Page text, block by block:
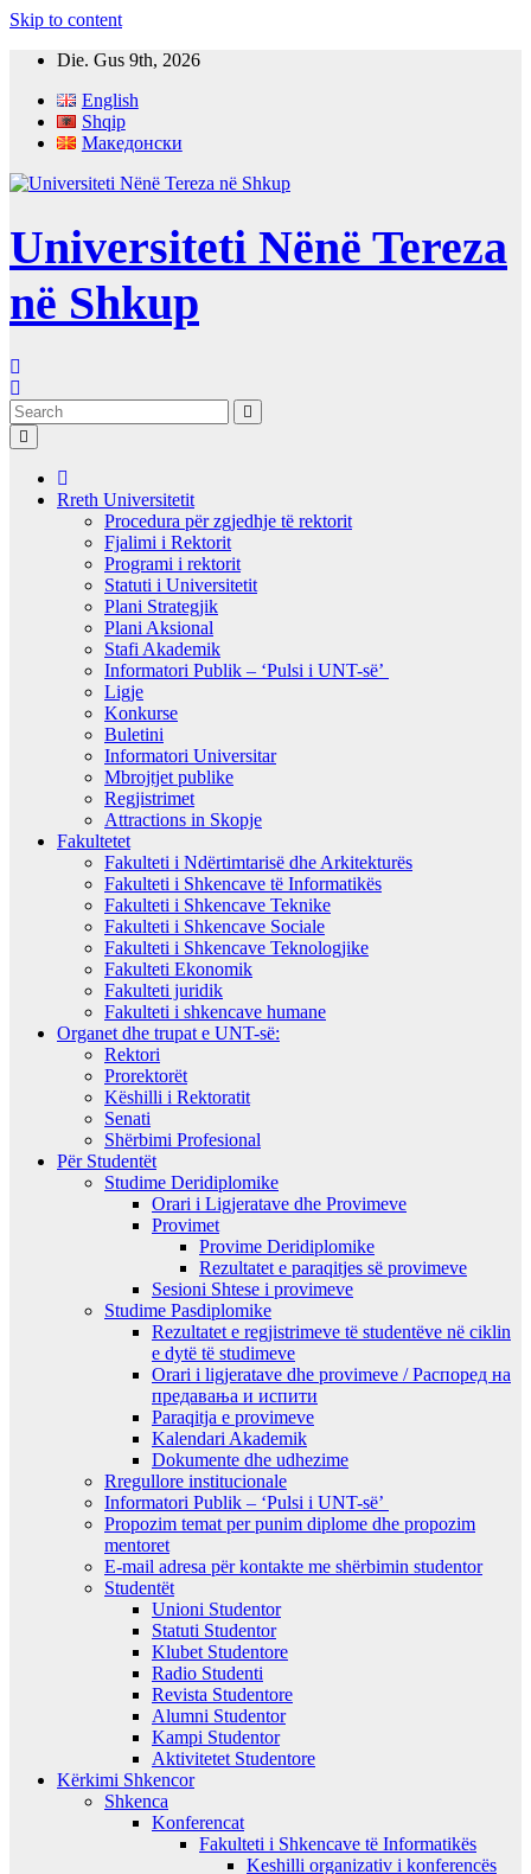
Skip to content
Die. Gus 9th, 2026
English
Shqip
Македонски
Universiteti Nënë Tereza
në Shkup
Rreth Universitetit
Procedura për zgjedhje të rektorit
Fjalimi i Rektorit
Programi i rektorit
Statuti i Universitetit
Plani Strategjik
Plani Aksional
Stafi Akademik
Informatori Publik – ‘Pulsi i UNT-së’
Ligje
Konkurse
Buletini
Informatori Universitar
Mbrojtjet publike
Regjistrimet
Attractions in Skopje
Fakultetet
Fakulteti i Ndërtimtarisë dhe Arkitekturës
Fakulteti i Shkencave të Informatikës
Fakulteti i Shkencave Teknike
Fakulteti i Shkencave Sociale
Fakulteti i Shkencave Teknologjike
Fakulteti Ekonomik
Fakulteti juridik
Fakulteti i shkencave humane
Organet dhe trupat e UNT-së:
Rektori
Prorektorët
Këshilli i Rektoratit
Senati
Shërbimi Profesional
Për Studentët
Studime Deridiplomike
Orari i Ligjeratave dhe Provimeve
Provimet
Provime Deridiplomike
Rezultatet e paraqitjes së provimeve
Sesioni Shtese i provimeve
Studime Pasdiplomike
Rezultatet e regjistrimeve të studentëve në ciklin
e dytë të studimeve
Orari i ligjeratave dhe provimeve / Распоред на
предавањa и испити
Paraqitja e provimeve
Kalendari Akademik
Dokumente dhe udhezime
Rregullore institucionale
Informatori Publik – ‘Pulsi i UNT-së’
Propozim temat per punim diplome dhe propozim
mentoret
E-mail adresa për kontakte me shërbimin studentor
Studentët
Unioni Studentor
Statuti Studentor
Klubet Studentore
Radio Studenti
Revista Studentore
Alumni Studentor
Kampi Studentor
Aktivitetet Studentore
Kërkimi Shkencor
Shkenca
Konferencat
Fakulteti i Shkencave të Informatikës
Keshilli organizativ i konferencës